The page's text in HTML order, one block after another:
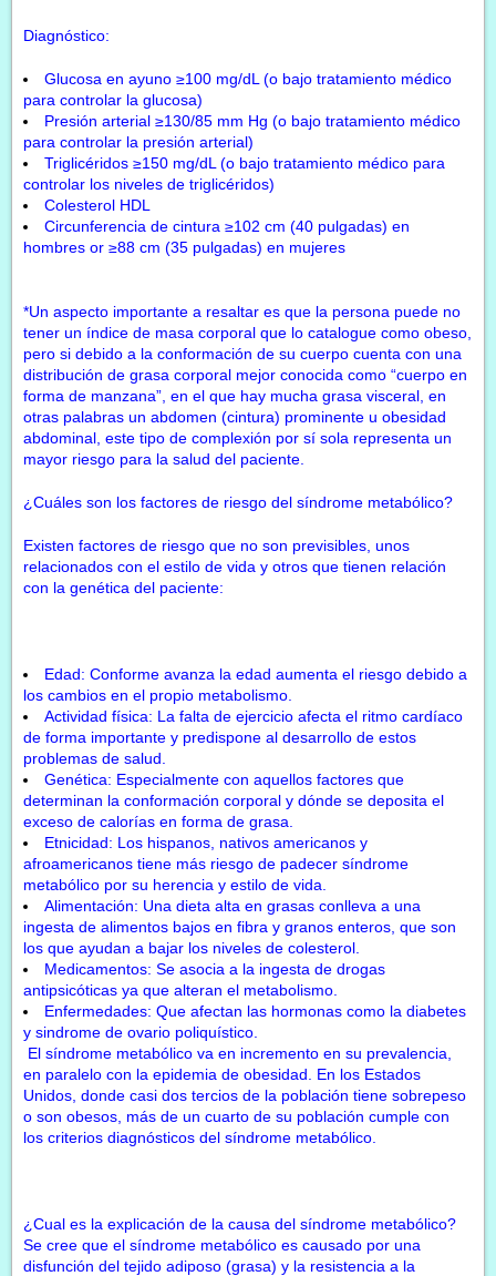
Diagnóstico:
Glucosa en ayuno ≥100 mg/dL (o bajo tratamiento médico
para controlar la glucosa)
Presión arterial ≥130/85 mm Hg (o bajo tratamiento médico
para controlar la presión arterial)
Triglicéridos ≥150 mg/dL (o bajo tratamiento médico para
controlar los niveles de triglicéridos)
Colesterol HDL
Circunferencia de cintura ≥102 cm (40 pulgadas) en
hombres or ≥88 cm (35 pulgadas) en mujeres
*Un aspecto importante a resaltar es que la persona puede no
tener un índice de masa corporal que lo catalogue como obeso,
pero si debido a la conformación de su cuerpo cuenta con una
distribución de grasa corporal mejor conocida como “cuerpo en
forma de manzana”, en el que hay mucha grasa visceral, en
otras palabras un abdomen (cintura) prominente u obesidad
abdominal, este tipo de complexión por sí sola representa un
mayor riesgo para la salud del paciente.
¿Cuáles son los factores de riesgo del síndrome metabólico?
Existen factores de riesgo que no son previsibles, unos
relacionados con el estilo de vida y otros que tienen relación
con la genética del paciente:
Edad: Conforme avanza la edad aumenta el riesgo debido a
los cambios en el propio metabolismo.
Actividad física: La falta de ejercicio afecta el ritmo cardíaco
de forma importante y predispone al desarrollo de estos
problemas de salud.
Genética: Especialmente con aquellos factores que
determinan la conformación corporal y dónde se deposita el
exceso de calorías en forma de grasa.
Etnicidad: Los hispanos, nativos americanos y
afroamericanos tiene más riesgo de padecer síndrome
metabólico por su herencia y estilo de vida.
Alimentación: Una dieta alta en grasas conlleva a una
ingesta de alimentos bajos en fibra y granos enteros, que son
los que ayudan a bajar los niveles de colesterol.
Medicamentos: Se asocia a la ingesta de drogas
antipsicóticas ya que alteran el metabolismo.
Enfermedades: Que afectan las hormonas como la diabetes
y sindrome de ovario poliquístico.
El síndrome metabólico va en incremento en su prevalencia,
en paralelo con la epidemia de obesidad. En los Estados
Unidos, donde casi dos tercios de la población tiene sobrepeso
o son obesos, más de un cuarto de su población cumple con
los criterios diagnósticos del síndrome metabólico.
¿Cual es la explicación de la causa del síndrome metabólico?
Se cree que el síndrome metabólico es causado por una
disfunción del tejido adiposo (grasa) y la resistencia a la